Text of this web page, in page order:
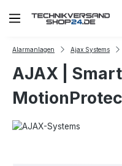
Zum Hauptinhalt springen
Alarmanlagen Ajax Systems
AJAX |